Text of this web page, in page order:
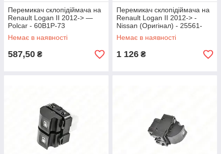
Перемикач склопідіймача на
Renault Logan II 2012-> —
Polcar - 60B1P-73
Немає в наявності
587,50 ₴
Перемикач склопідіймача на
Renault Logan II 2012-> -
Nissan (Оригінал) - 25561-
00Q0L
Немає в наявності
1 126 ₴